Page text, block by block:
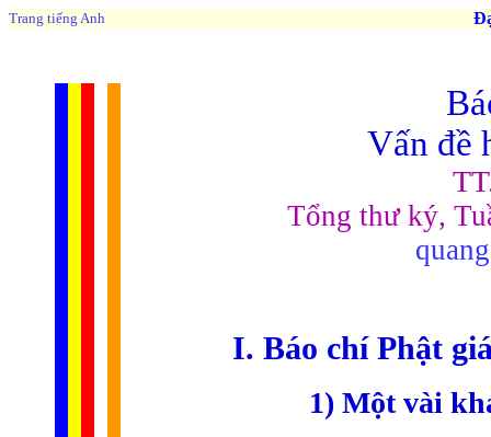
Trang tiếng Anh
Vấn đề
Tổng thư ký,
I. Báo chí Phật
1) Một vài